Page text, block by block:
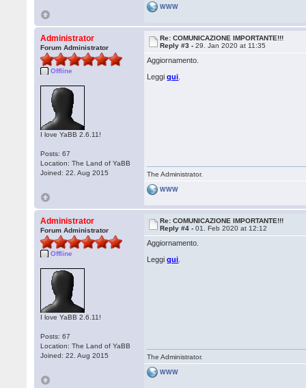
WWW
Administrator
Forum Administrator
Offline
I love YaBB 2.6.11!
Posts: 67
Location: The Land of YaBB
Joined: 22. Aug 2015
Re: COMUNICAZIONE IMPORTANTE!!!
Reply #3 -29. Jan 2020 at 11:35
Aggiornamento.
Leggiqui
The Administrator.
WWW
Administrator
Forum Administrator
Offline
I love YaBB 2.6.11!
Posts: 67
Location: The Land of YaBB
Joined: 22. Aug 2015
Re: COMUNICAZIONE IMPORTANTE!!!
Reply #4 -01. Feb 2020 at 12:12
Aggiornamento.
Leggiqui
The Administrator.
WWW